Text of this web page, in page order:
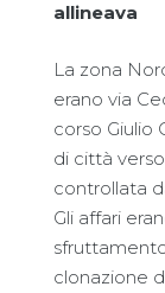
allineava
La zona
erano via
corso Giulio
di città verso
controllata
Gli affari
clonazione